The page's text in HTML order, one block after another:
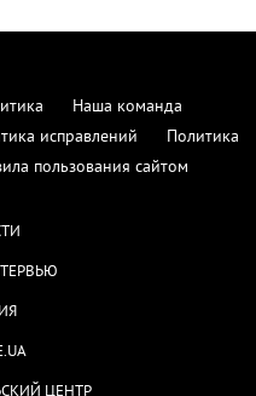
Наша команда
исправлений
Политика
пользования сайтом